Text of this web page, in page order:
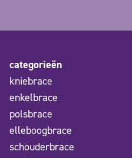
categorieën
kniebrace
enkelbrace
polsbrace
elleboogbrace
schouderbrace